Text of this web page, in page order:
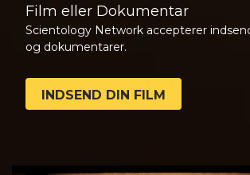
Film eller Dokumentar
Scientology Network accepterer
og dokumentarer.
INDSEND DIN FILM